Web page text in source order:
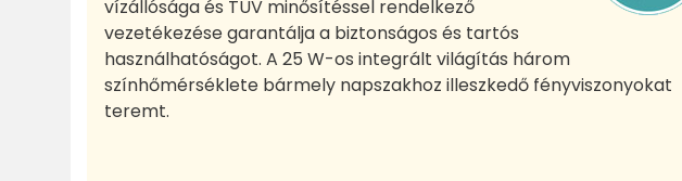
vízállósága és TÜV minősítéssel rendelkező
vezetékezése garantálja a biztonságos és tartós
használhatóságot. A 25 W-os integrált világítás három
színhőmérséklete bármely napszakhoz illeszkedő fényviszonyokat
teremt.